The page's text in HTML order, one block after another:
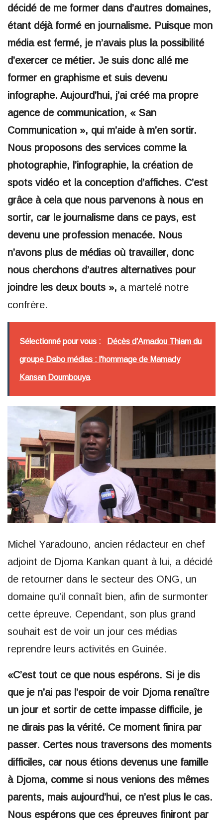
décidé de me former dans d’autres domaines,
étant déjà formé en journalisme. Puisque mon
média est fermé, je n’avais plus la possibilité
d’exercer ce métier. Je suis donc allé me
former en graphisme et suis devenu
infographe. Aujourd’hui, j’ai créé ma propre
agence de communication, « San
Communication », qui m’aide à m’en sortir.
Nous proposons des services comme la
photographie, l’infographie, la création de
spots vidéo et la conception d’affiches. C’est
grâce à cela que nous parvenons à nous en
sortir, car le journalisme dans ce pays, est
devenu une profession menacée. Nous
n’avons plus de médias où travailler, donc
nous cherchons d’autres alternatives pour
joindre les deux bouts », a martelé notre
confrère.
Sélectionné pour vous : Décès d'Amadou Thiam du
groupe Dabo médias : l'hommage de Mamady
Kansan Doumbouya
Michel Yaradouno, ancien rédacteur en chef
adjoint de Djoma Kankan quant à lui, a décidé
de retourner dans le secteur des ONG, un
domaine qu’il connaît bien, afin de surmonter
cette épreuve. Cependant, son plus grand
souhait est de voir un jour ces médias
reprendre leurs activités en Guinée.
«C’est tout ce que nous espérons. Si je dis
que je n’ai pas l’espoir de voir Djoma renaître
un jour et sortir de cette impasse difficile, je
ne dirais pas la vérité. Ce moment finira par
passer. Certes nous traversons des moments
difficiles, car nous étions devenus une famille
à Djoma, comme si nous venions des mêmes
parents, mais aujourd’hui, ce n’est plus le cas.
Nous espérons que ces épreuves finiront par